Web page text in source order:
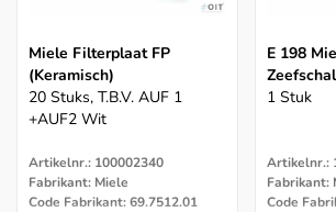
Miele Filterplaat FP
(keramisch)
20 Stuks, T.b.v. AUF 1
+AUF2 Wit
Artikelnr.: 100002340
Fabrikant: Miele
Code Fabrikant: 69.7512.01
E 198
1 Stuk
Artikelnr.:
Fabrikant:
Code